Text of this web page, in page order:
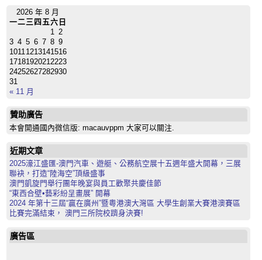
2026 年 8 月
一二三 四 五六 日
1 2
3 4 5 6 7 8 9
10111213141516
17181920212223
24252627282930
31
« 11 月
贊助廣告
本會開通國內微信版: macauvppm 大家可以關注.
近期文章
2025濠江盛匯-澳門汽車、遊艇、公務航空展十五週年盛大開幕，三展
聯袂，打造“陸海空”頂級盛事
澳門凱旋門舉行團年晚宴與員工歡聚共慶佳節
“東西合壁•藝彩紛呈畫展” 開幕
2024 年第十三屆“贏在廣州”暨粵港澳大灣區 大學生創業大賽港澳賽區
比賽完滿結束， 澳門三所院校躋身決賽!
廣告區